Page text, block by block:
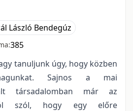
László Bendegúz
385
tanuljunk úgy, hogy közben
Sajnos a mai
társadalomban már az
szól, hogy egy előre